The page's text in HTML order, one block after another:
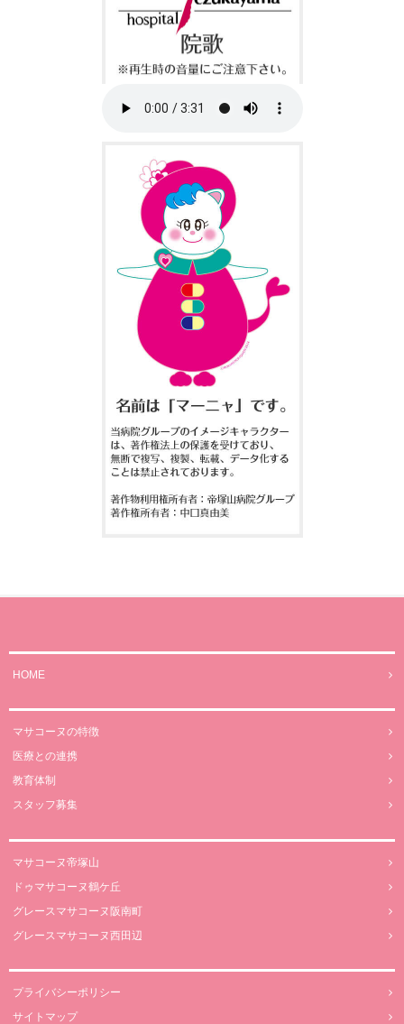
HOME
マサコーヌの特徴
医療との連携
教育体制
スタッフ募集
マサコーヌ帝塚山
ドゥマサコーヌ鶴ケ丘
グレースマサコーヌ阪南町
グレースマサコーヌ西田辺
プライバシーポリシー
サイトマップ